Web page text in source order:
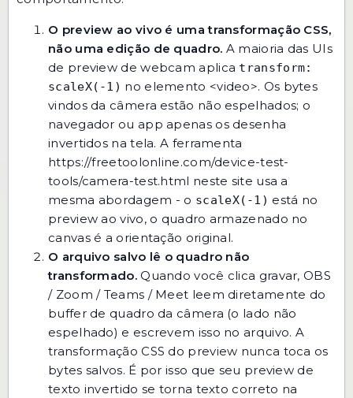
O preview ao vivo é uma transformação CSS,
não uma edição de quadro. A maioria das UIs
de preview de webcam aplica transform:
scaleX(-1) no elemento <video>. Os bytes
vindos da câmera estão não espelhados; o
navegador ou app apenas os desenha
invertidos na tela. A ferramenta
https://freetoolonline.com/device-test-
tools/camera-test.html neste site usa a
mesma abordagem - o scaleX(-1) está no
preview ao vivo, o quadro armazenado no
canvas é a orientação original.
O arquivo salvo lê o quadro não
transformado.Quando você clica gravar, OBS
/ Zoom / Teams / Meet leem diretamente do
buffer de quadro da câmera (o lado não
espelhado) e escrevem isso no arquivo. A
transformação CSS do preview nunca toca os
bytes salvos. É por isso que seu preview de
texto invertido se torna texto correto na